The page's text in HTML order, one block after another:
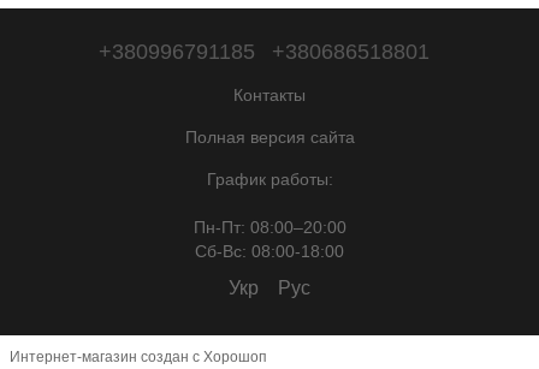
+380996791185 +380686518801
Контакты
Полная версия сайта
График работы:
Пн-Пт: 08:00–20:00
Сб-Вc: 08:00-18:00
Укр Рус
Интернет-магазин создан с Хорошоп